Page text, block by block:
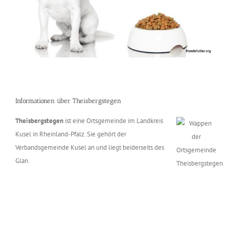
Informationen über Theisbergstegen
Theisbergstegen ist eine Ortsgemeinde im Landkreis
Kusel in Rheinland-Pfalz. Sie gehört der
Verbandsgemeinde Kusel an und liegt beiderseits des
Glan.